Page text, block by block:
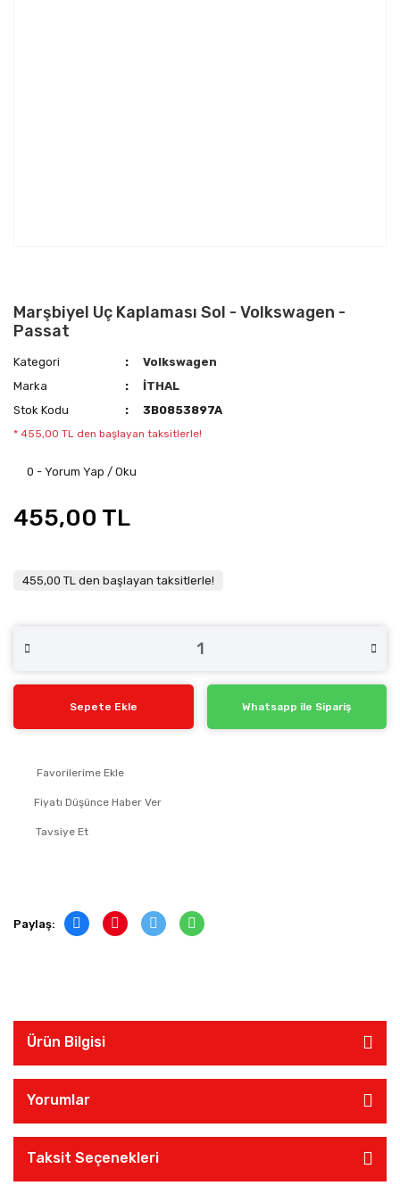
Marşbiyel Uç Kaplaması Sol - Volkswagen -
Passat
Kategori
Volkswagen
Marka
İTHAL
Stok Kodu
3B0853897A
* 455,00 TL den başlayan taksitlerle!
0 - Yorum Yap / Oku
455,00 TL
455,00 TL den başlayan taksitlerle!
Sepete Ekle Whatsapp ile Sipariş
Fiyatı Düşünce Haber Ver
Tavsiye Et
Paylaş:
Ürün Bilgisi
Yorumlar
Taksit Seçenekleri